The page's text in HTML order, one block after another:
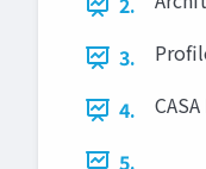
3.
4.
5.